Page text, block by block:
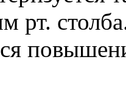
рт.